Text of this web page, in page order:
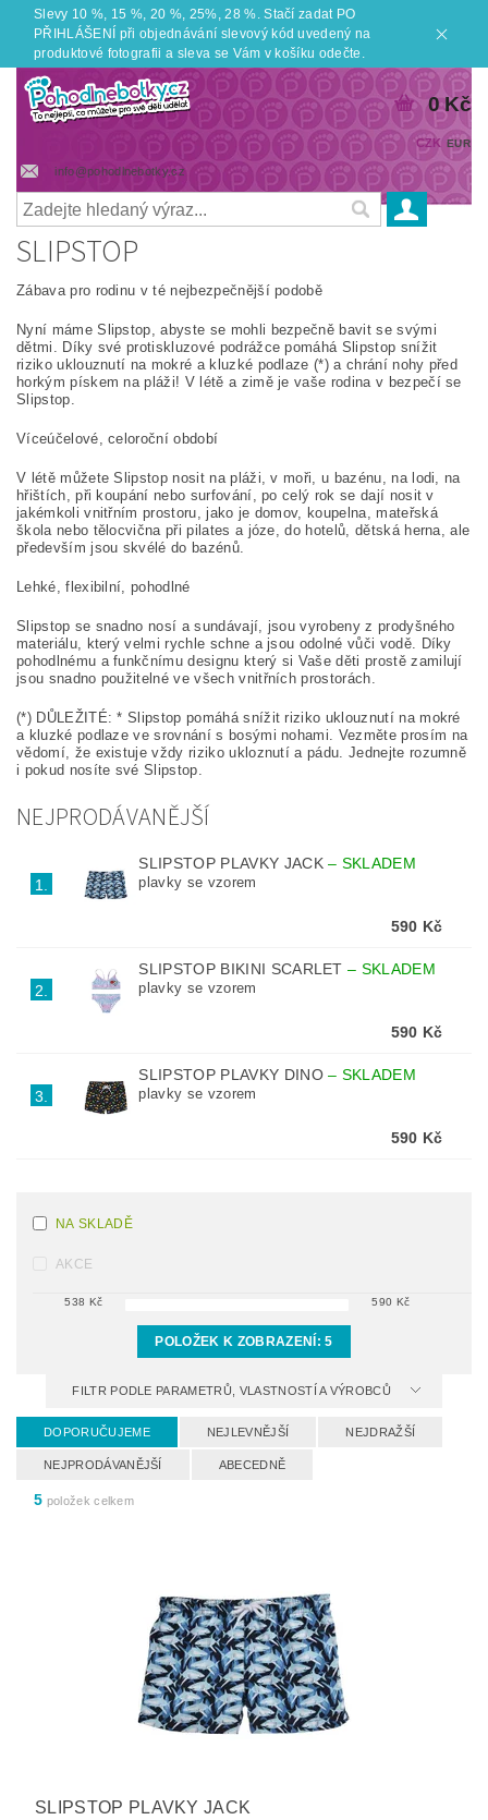
Slevy 10 %, 15 %, 20 %, 25%, 28 %. Stačí zadat PO
PŘIHLÁŠENÍ při objednávání slevový kód uvedený na
produktové fotografii a sleva se Vám v košíku odečte.
info@pohodlnebotky.cz
CZK EUR
0 Kč
SLIPSTOP
Zábava pro rodinu v té nejbezpečnější podobě
Nyní máme Slipstop, abyste se mohli bezpečně bavit se svými
dětmi. Díky své protiskluzové podrážce pomáhá Slipstop snížit
riziko uklouznutí na mokré a kluzké podlaze (*) a chrání nohy před
horkým pískem na pláži! V létě a zimě je vaše rodina v bezpečí se
Slipstop.
Víceúčelové, celoroční období
V létě můžete Slipstop nosit na pláži, v moři, u bazénu, na lodi, na
hřištích, při koupání nebo surfování, po celý rok se dají nosit v
jakémkoli vnitřním prostoru, jako je domov, koupelna, mateřská
škola nebo tělocvična při pilates a józe, do hotelů, dětská herna, ale
především jsou skvélé do bazénů.
Lehké, flexibilní, pohodlné
Slipstop se snadno nosí a sundávají, jsou vyrobeny z prodyšného
materiálu, který velmi rychle schne a jsou odolné vůči vodě. Díky
pohodlnému a funkčnímu designu který si Vaše děti prostě zamilují
jsou snadno použitelné ve všech vnitřních prostorách.
(*) DŮLEŽITÉ: * Slipstop pomáhá snížit riziko uklouznutí na mokré
a kluzké podlaze ve srovnání s bosými nohami. Vezměte prosím na
vědomí, že existuje vždy riziko ukloznutí a pádu. Jednejte rozumně
i pokud nosíte své Slipstop.
NEJPRODÁVANĚJŠÍ
1.
SLIPSTOP PLAVKY JACK– SKLADEM
plavky se vzorem
590 Kč
2.
SLIPSTOP BIKINI SCARLET– SKLADEM
plavky se vzorem
590 Kč
3.
SLIPSTOP PLAVKY DINO– SKLADEM
plavky se vzorem
590 Kč
NA SKLADĚ
AKCE
538 Kč 590 Kč
POLOŽEK K ZOBRAZENÍ:5
FILTR PODLE PARAMETRŮ, VLASTNOSTÍ A VÝROBCŮ
DOPORUČUJEME NEJLEVNĚJŠÍ NEJDRAŽŠÍ
NEJPRODÁVANĚJŠÍ ABECEDNĚ
5 položek celkem
SLIPSTOP PLAVKY JACK